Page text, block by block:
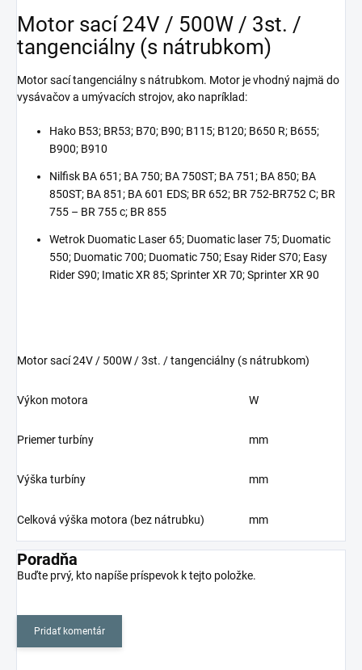
Motor sací 24V / 500W / 3st. /
tangenciálny (s nátrubkom)
Motor sací tangenciálny s nátrubkom. Motor je vhodný najmä do
vysávačov a umývacích strojov, ako napríklad:
Hako B53; BR53; B70; B90; B115; B120; B650 R; B655;
B900; B910
Nilfisk BA 651; BA 750; BA 750ST; BA 751; BA 850; BA
850ST; BA 851; BA 601 EDS; BR 652; BR 752-BR752 C; BR
755 – BR 755 c; BR 855
Wetrok Duomatic Laser 65; Duomatic laser 75; Duomatic
550; Duomatic 700; Duomatic 750; Esay Rider S70; Easy
Rider S90; Imatic XR 85; Sprinter XR 70; Sprinter XR 90
Motor sací 24V / 500W / 3st. / tangenciálny (s nátrubkom)
Výkon motora W
Priemer turbíny mm
Výška turbíny mm
Celková výška motora (bez nátrubku) mm
Poradňa
Buďte prvý, kto napíše príspevok k tejto položke.
Pridať komentár